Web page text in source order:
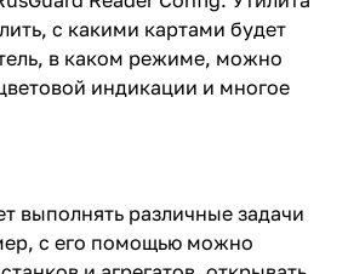
с какими картами будет
в каком режиме, можно
индикации и многое
выполнять различные задачи
с его помощью можно